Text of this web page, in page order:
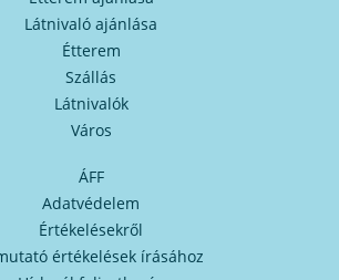
Látnivaló ajánlása
Étterem
Szállás
Látnivalók
Város
ÁFF
Adatvédelem
Értékelésekről
értékelések írásához